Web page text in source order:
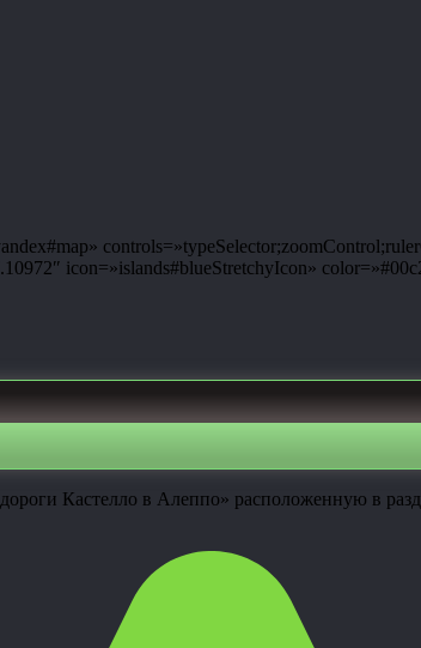
icon=»islands#blueStretchyIcon»
Кастелло в Алеппо» расположенную в